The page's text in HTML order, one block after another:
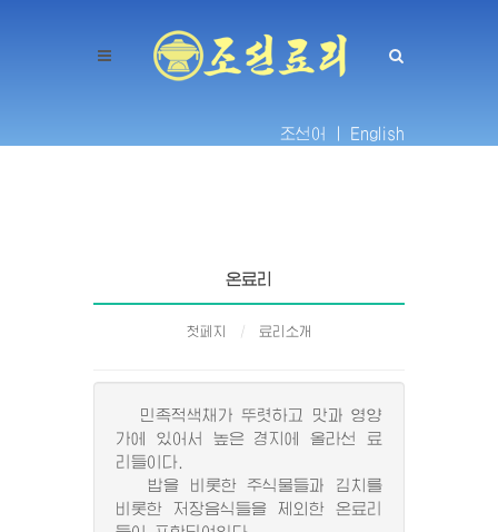
조선어 | English
온료리
첫페지 료리소개
민족적색채가 뚜렷하고 맛과 영양
가에 있어서 높은 경지에 올라선 료
리들이다.
밥을 비롯한 주식물들과 김치를
비롯한 저장음식들을 제외한 온료리